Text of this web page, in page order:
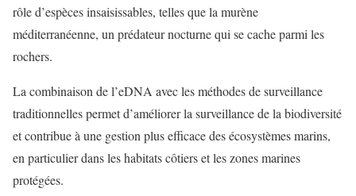
rôle d’espèces insaisissables, telles que la murène
méditerranéenne, un prédateur nocturne qui se cache parmi les
rochers.
La combinaison de l’eDNA avec les méthodes de surveillance
traditionnelles permet d’améliorer la surveillance de la biodiversité
et contribue à une gestion plus efficace des écosystèmes marins,
en particulier dans les habitats côtiers et les zones marines
protégées.